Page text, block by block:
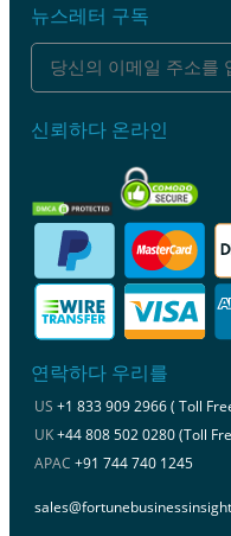
뉴스레터 구독
신뢰하다 온라인
연락하다 우리를
US +1 833 909 2966 ( Toll
UK+44 808 502 0280 (Toll
APAC +91 744 740 1245